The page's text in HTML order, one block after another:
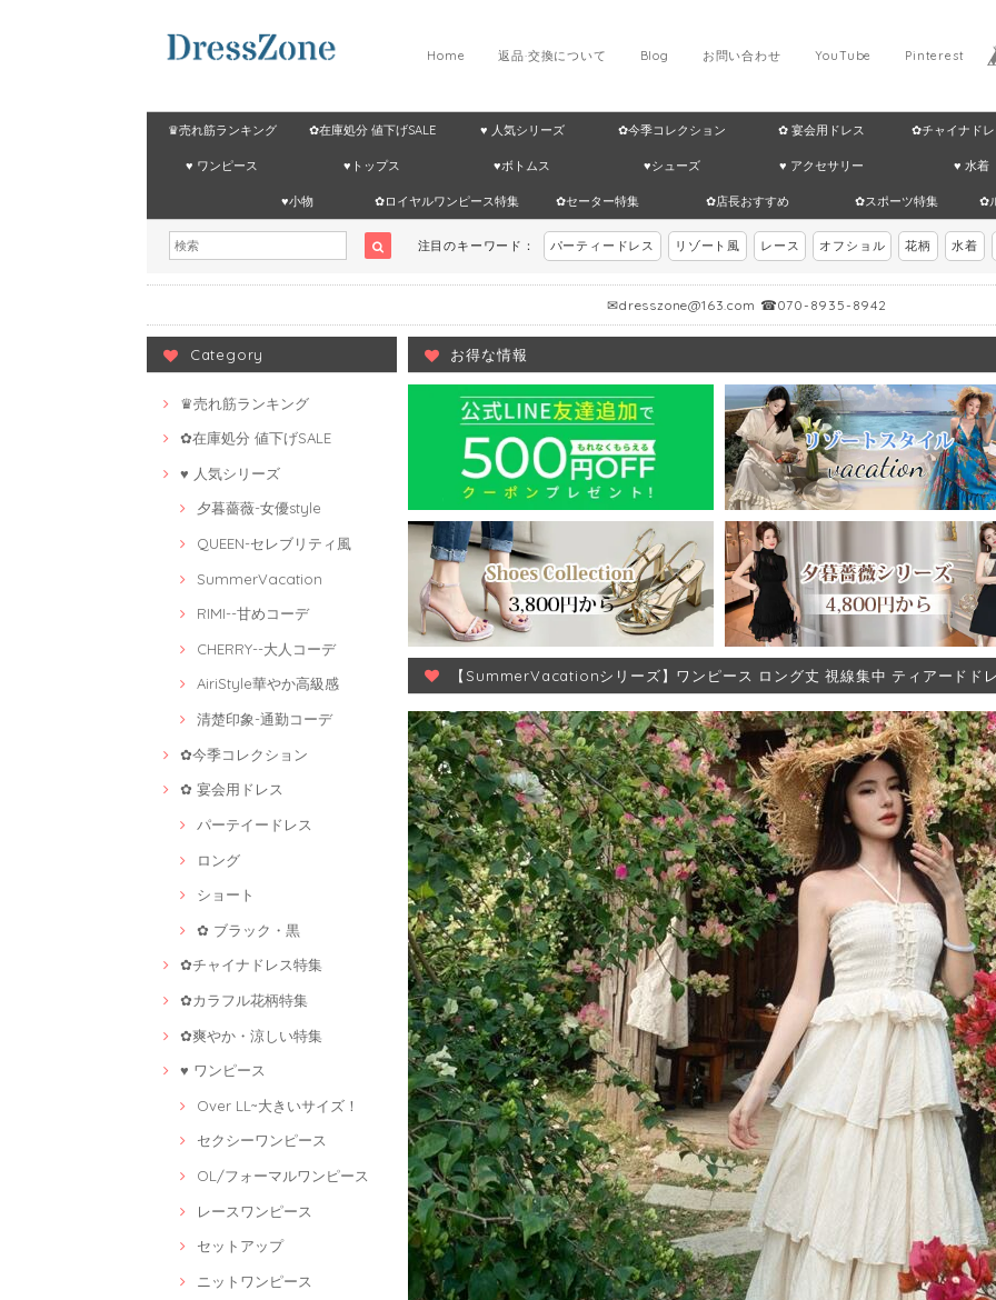
Pinterest
YouTube
お問い合わせ
Blog
返品·交換について
Home
♛売れ筋ランキング ✿在庫処分 値下げSALE ♥ 人気シリーズ ✿今季コレクション ✿ 宴会用ドレス ✿チャイナド
♥ ワンピース ♥トップス ♥ボトムス ♥シューズ ♥ アクセサリー ♥ 水着
♥小物 ✿ロイヤルワンピース特集 ✿セーター特集 ✿店長おすすめ ✿スポーツ特集 ✿
注目のキーワード： パーティードレス リゾート風 レース オフショル 花柄 水着
✉dresszone@163.com ☎070-8935-8942
Category
♛売れ筋ランキング
✿在庫処分 値下げSALE
♥ 人気シリーズ
夕暮薔薇-女優style
QUEEN-セレブリティ風
SummerVacation
RIMI--甘めコーデ
CHERRY--大人コーデ
AiriStyle華やか高級感
清楚印象-通勤コーデ
✿今季コレクション
✿ 宴会用ドレス
パーテイードレス
ロング
ショート
✿ ブラック・黒
✿チャイナドレス特集
✿カラフル花柄特集
✿爽やか・涼しい特集
♥ ワンピース
Over LL~大きいサイズ！
セクシーワンピース
OL/フォーマルワンピース
レースワンピース
セットアップ
ニットワンピース
お得な情報
【SummerVacationシリーズ】ワンピース ロング丈 視線集中 ティアードド